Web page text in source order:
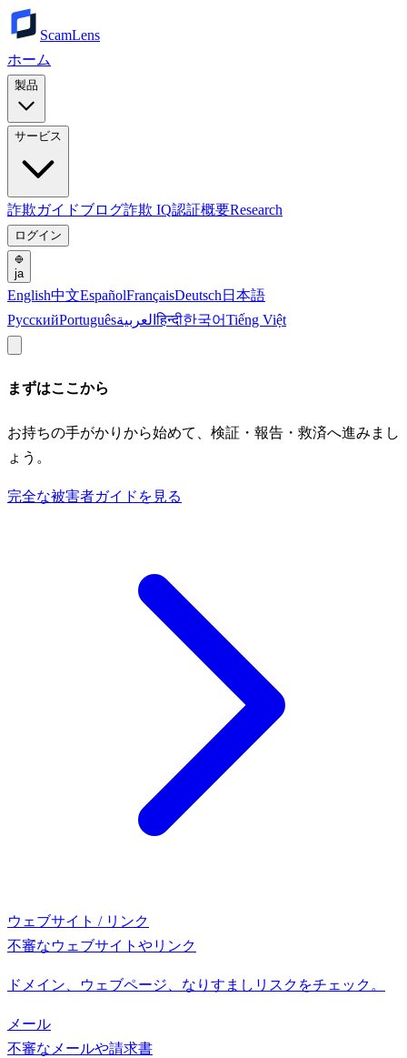
ScamLens
ホーム
製品
サービス
詐欺ガイドブログ詐欺 IQ認証概要Research
ログイン
ja
English中文EspañolFrançaisDeutsch 日本語
РусскийPortuguêsالعربيةहिन्दी한국어Tiếng Việt
まずはここから
お持ちの手がかりから始めて、検証・報告・救済へ進みまし
ょう。
完全な被害者ガイドを見る
ウェブサイト / リンク
不審なウェブサイトやリンク
ドメイン、ウェブページ、なりすましリスクをチェック。
メール
不審なメールや請求書